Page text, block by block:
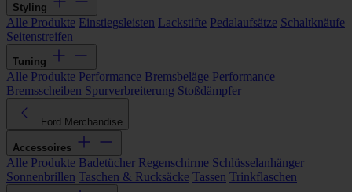
Styling
Alle Produkte Einstiegsleisten Lackstifte Pedalaufsätze Schaltknäufe
Seitenstreifen
Tuning
Alle Produkte Performance Bremsbeläge Performance
Bremsscheiben Spurverbreiterung Stoßdämpfer
Ford Merchandise
Accessoires
Alle Produkte Badetücher Regenschirme Schlüsselanhänger
Sonnenbrillen Taschen & Rucksäcke Tassen Trinkflaschen